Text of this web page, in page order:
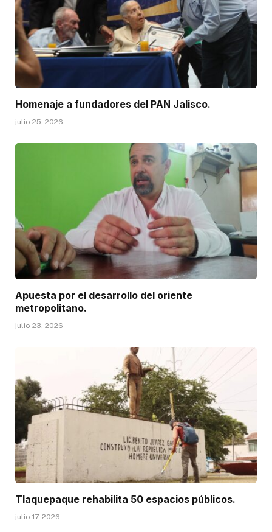
Homenaje a fundadores del PAN Jalisco.
julio 25, 2026
Apuesta por el desarrollo del oriente
metropolitano.
julio 23, 2026
Tlaquepaque rehabilita 50 espacios públicos.
julio 17, 2026